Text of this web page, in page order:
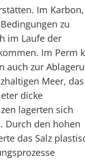
Im
zu
im Laufe der
Im Perm
auch zur
Meer, das
dicke
lagerten sich
Durch den hohen
das Salz